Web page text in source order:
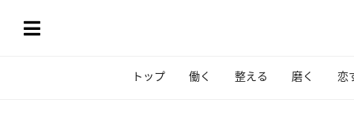
トップ 働く 整える 磨く 恋